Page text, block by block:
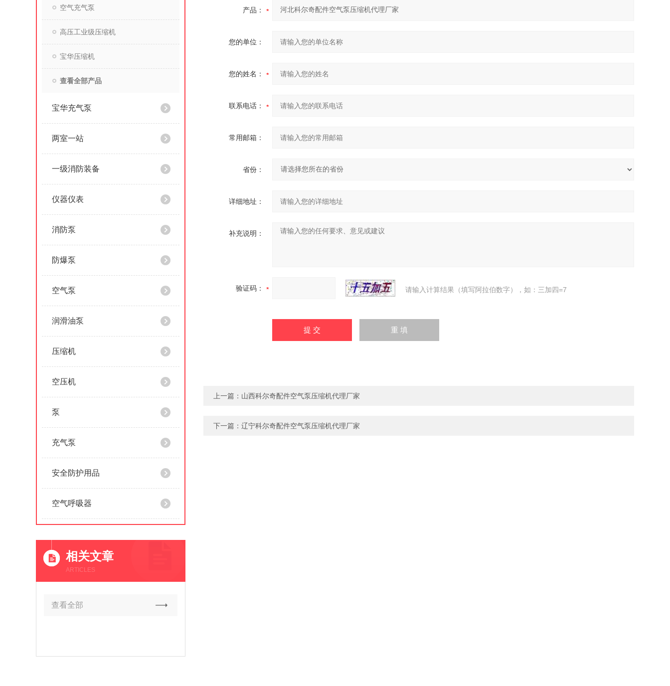
空气充气泵
高压工业级压缩机
宝华压缩机
查看全部产品
宝华充气泵
两室一站
一级消防装备
仪器仪表
消防泵
防爆泵
空气泵
润滑油泵
压缩机
空压机
泵
充气泵
安全防护用品
空气呼吸器
相关文章
ARTICLES
查看全部
产品：
您的单位：
您的姓名：
联系电话：
常用邮箱：
省份：
详细地址：
补充说明：
验证码： 请输入计算结果（填写阿拉伯数字），如：三加四=7
上一篇： 山西科尔奇配件空气泵压缩机代理厂家
下一篇： 辽宁科尔奇配件空气泵压缩机代理厂家